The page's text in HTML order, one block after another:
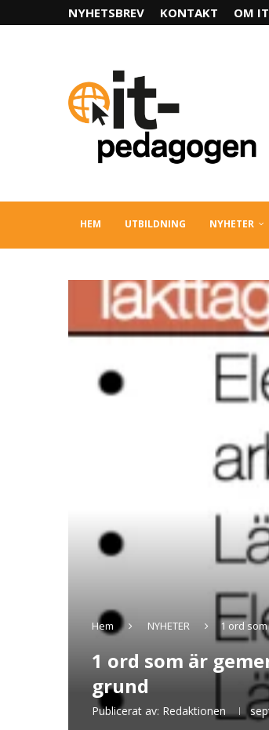
NYHETSBREV KONTAKT OM
HEM UTBILDNING NYHETER
Hem NYHETER 1 ord
1 ord som är
grund
Publicerat av: Redaktionen